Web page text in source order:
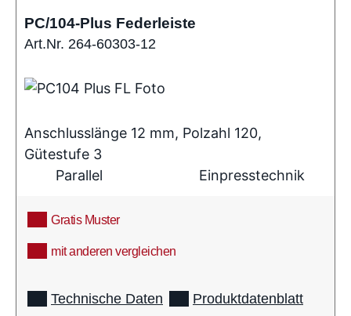
PC/104-Plus Federleiste
Art.Nr. 264-60303-12
Anschlusslänge 12 mm, Polzahl 120,
Gütestufe 3
Parallel
Einpresstechnik
Gratis Muster
mit anderen vergleichen
Technische Daten Produktdatenblatt